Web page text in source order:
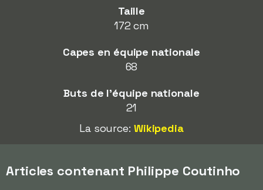
Taille
172 cm
Capes en équipe nationale
68
Buts de l'équipe nationale
21
La source: Wikipedia
Articles contenant Philippe Coutinho